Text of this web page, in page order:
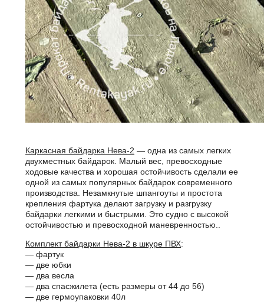
Каркасная байдарка Нева-2 — одна из самых легких
двухместных байдарок. Малый вес, превосходные
ходовые качества и хорошая остойчивость сделали ее
одной из самых популярных байдарок современного
производства. Незамкнутые шпангоуты и простота
крепления фартука делают загрузку и разгрузку
байдарки легкими и быстрыми. Это судно с высокой
остойчивостью и превосходной маневренностью..
Комплект байдарки Нева-2 в шкуре ПВХ:
— фартук
— две юбки
— два весла
— два спасжилета (есть размеры от 44 до 56)
— две гермоупаковки 40л